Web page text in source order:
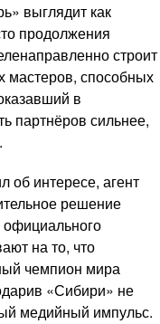
выглядит как
продолжения
строит
мастеров, способных
в
партнёров сильнее,
об интересе, агент
решение
официального
на то, что
чемпион мира
«Сибири» не
медийный импульс.